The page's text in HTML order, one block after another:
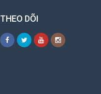
THEO DÕI